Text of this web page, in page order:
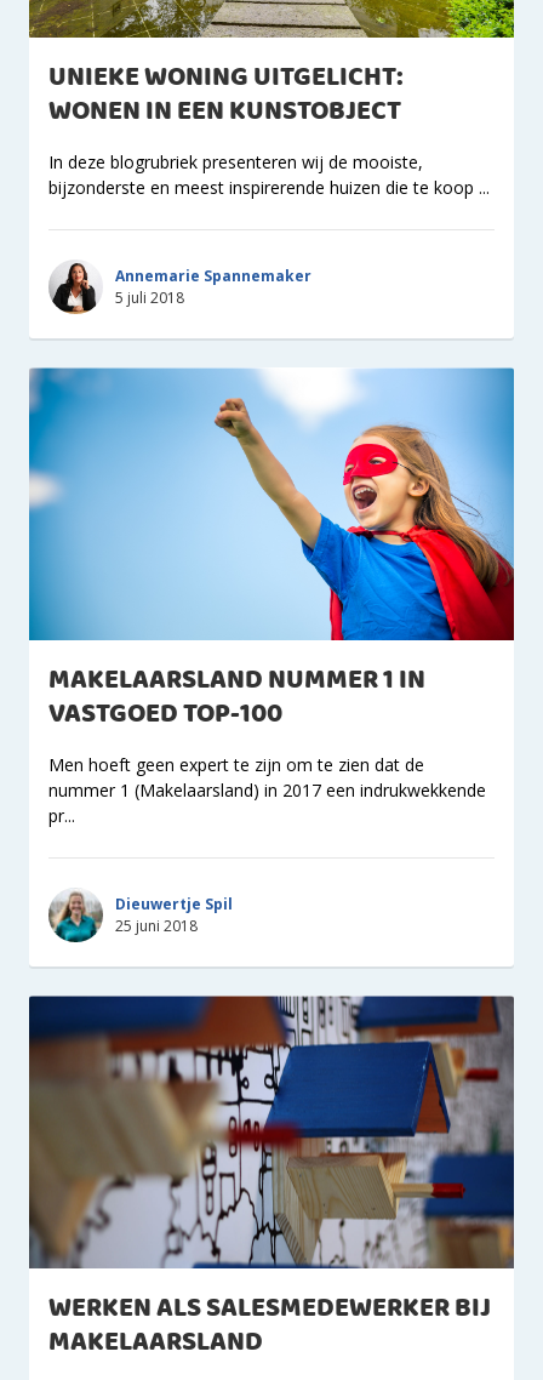
UNIEKE WONING UITGELICHT:
WONEN IN EEN KUNSTOBJECT
In deze blogrubriek presenteren wij de mooiste,
bijzonderste en meest inspirerende huizen die te koop ...
Annemarie Spannemaker
5 juli 2018
MAKELAARSLAND NUMMER 1 IN
VASTGOED TOP-100
Men hoeft geen expert te zijn om te zien dat de
nummer 1 (Makelaarsland) in 2017 een indrukwekkende
pr...
Dieuwertje Spil
25 juni 2018
WERKEN ALS SALESMEDEWERKER BIJ
MAKELAARSLAND